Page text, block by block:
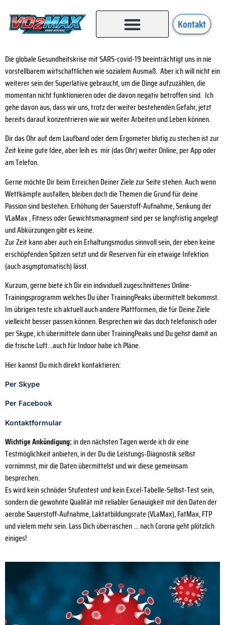
Kontakt
Die globale Gesundheitskrise mit SARS-covid-19 beeinträchtigt uns in nie
vorstellbarem wirtschaftlichen wie sozialem Ausmaß. Aber ich will nicht ein
weiterer sein der Superlative gebraucht, um die Dinge aufzuzählen, die
momentan nicht funktionieren oder die davon negativ betroffen sind. Ich
gehe davon aus, dass wir uns, trotz der weiter bestehenden Gefahr, jetzt
bereits darauf konzentrieren wie wir weiter Arbeiten und Leben können.
Dir das Ohr auf dem Laufband oder dem Ergometer blutig zu stechen ist zur
Zeit keine gute Idee, aber leih es mir (das Ohr) weiter Online, per App oder
am Telefon.
Gerne möchte Dir beim Erreichen Deiner Ziele zur Seite stehen. Auch wenn
Wettkämpfe ausfallen, bleiben doch die Themen die Grund für deine
Passion sind bestehen. Erhöhung der Sauerstoff-Aufnahme, Senkung der
VLaMax , Fitness oder Gewichtsmanagment sind per se langfristig angelegt
und Abkürzungen gibt es keine.
Zur Zeit kann aber auch ein Erhaltungsmodus sinnvoll sein, der eben keine
erschöpfenden Spitzen setzt und dir Reserven für ein etwaige Infektion
(auch asymptomatisch) lässt.
Kurzum, gerne biete ich Dir ein individuell zugeschnittenes Online-
Trainingsprogramm welches Du über TrainingPeaks übermittelt bekommst.
Im übrigen teste ich aktuell auch andere Plattformen, die für Deine Ziele
vielleicht besser passen können. Besprechen wir das doch telefonisch oder
per Skype, ich übermittele dann über TrainingPeaks und Du gehst damit an
die frische Luft…auch für Indoor habe ich Pläne.
Hier kannst Du mich direkt kontaktieren:
Per Skype
Per Facebook
Kontaktformular
Wichtige Ankündigung:in den nächsten Tagen werde ich dir eine
Testmöglichkeit anbieten, in der Du die Leistungs-Diagnostik selbst
vornimmst, mir die Daten übermittelst und wir diese gemeinsam
besprechen.
Es wird kein schnöder Stufentest und kein Excel-Tabelle-Selbst-Test sein,
sondern die gewohnte Qualität mit reliabler Genauigkeit mit den Daten der
aerobe Sauerstoff-Aufnahme, Laktatbildungsrate (VLaMax), FatMax, FTP
und vielem mehr sein. Lass Dich überraschen … nach Corona geht plötzlich
einiges!